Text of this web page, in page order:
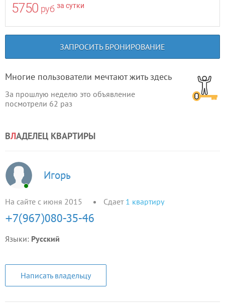
5750 руб за сутки
ЗАПРОСИТЬ БРОНИРОВАНИЕ
Многие пользователи мечтают жить здесь
За прошлую неделю это объявление
посмотрели 62 раз
ВЛАДЕЛЕЦ КВАРТИРЫ
Игорь
На сайте с июня 2015 Сдает 1 квартиру
Языки: Русский
Написать владельцу